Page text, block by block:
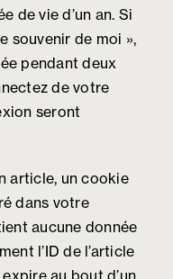
de vie d’un an. Si
souvenir de moi »,
pendant deux
de votre
seront
article, un cookie
dans votre
aucune donnée
l’ID de l’article
au bout d’un